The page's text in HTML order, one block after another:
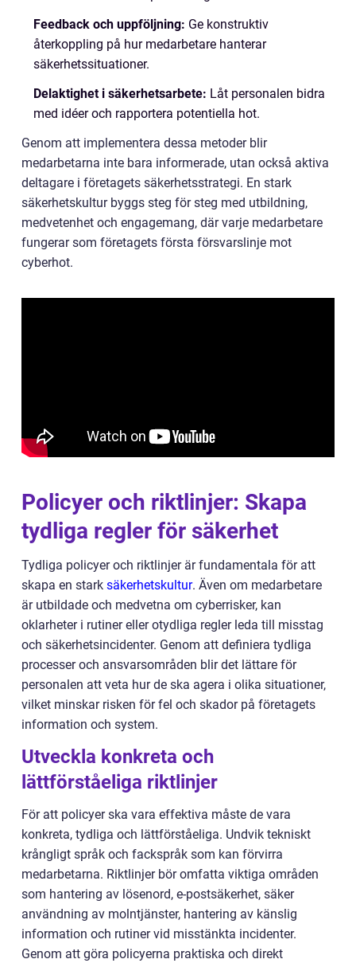
Feedback och uppföljning: Ge konstruktiv
återkoppling på hur medarbetare hanterar
säkerhetssituationer.
Delaktighet i säkerhetsarbete: Låt personalen bidra
med idéer och rapportera potentiella hot.
Genom att implementera dessa metoder blir
medarbetarna inte bara informerade, utan också aktiva
deltagare i företagets säkerhetsstrategi. En stark
säkerhetskultur byggs steg för steg med utbildning,
medvetenhet och engagemang, där varje medarbetare
fungerar som företagets första försvarslinje mot
cyberhot.
Policyer och riktlinjer: Skapa
tydliga regler för säkerhet
Tydliga policyer och riktlinjer är fundamentala för att
skapa en stark säkerhetskultur. Även om medarbetare
är utbildade och medvetna om cyberrisker, kan
oklarheter i rutiner eller otydliga regler leda till misstag
och säkerhetsincidenter. Genom att definiera tydliga
processer och ansvarsområden blir det lättare för
personalen att veta hur de ska agera i olika situationer,
vilket minskar risken för fel och skador på företagets
information och system.
Utveckla konkreta och
lättförståeliga riktlinjer
För att policyer ska vara effektiva måste de vara
konkreta, tydliga och lättförståeliga. Undvik tekniskt
krångligt språk och fackspråk som kan förvirra
medarbetarna. Riktlinjer bör omfatta viktiga områden
som hantering av lösenord, e-postsäkerhet, säker
användning av molntjänster, hantering av känslig
information och rutiner vid misstänkta incidenter.
Genom att göra policyerna praktiska och direkt